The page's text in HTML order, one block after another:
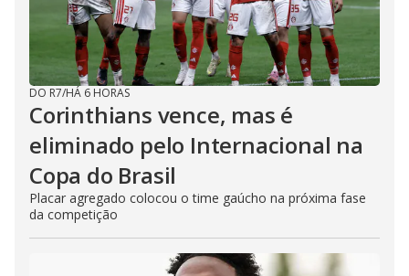
DO R7/HÁ 6 HORAS
Corinthians vence, mas é
eliminado pelo Internacional na
Copa do Brasil
Placar agregado colocou o time gaúcho na próxima fase
da competição